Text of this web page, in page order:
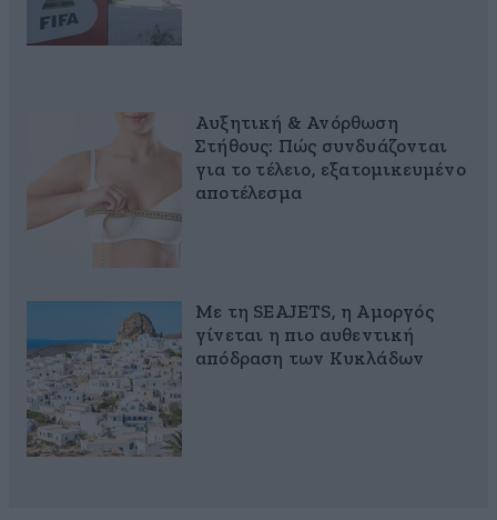
Αυξητική & Ανόρθωση
Στήθους: Πώς συνδυάζονται
για το τέλειο, εξατομικευμένο
αποτέλεσμα
Με τη SEAJETS, η Αμοργός
γίνεται η πιο αυθεντική
απόδραση των Κυκλάδων